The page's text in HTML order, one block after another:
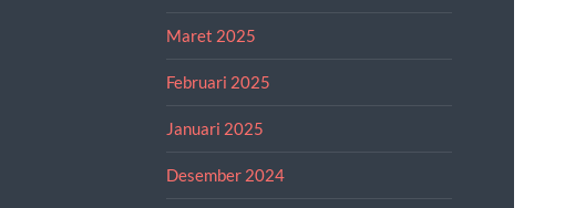
Maret 2025
Februari 2025
Januari 2025
Desember 2024